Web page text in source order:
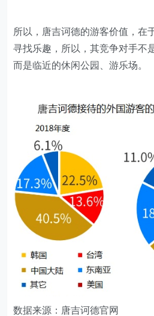
所以，唐吉诃德的游客价值，在
寻找乐趣，所以，其竞争对手不
而是临近的休闲公园、游乐场。
数据来源：唐吉诃德官网